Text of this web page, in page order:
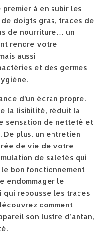
à en subir les
doigts gras, traces de
de nourriture… un
rendre votre
aussi
et des germes
d’un écran propre.
la lisibilité, réduit la
sensation de netteté et
plus, un entretien
de vie de votre
de saletés qui
bon fonctionnement
endommager le
repousse les traces
comment
son lustre d’antan,